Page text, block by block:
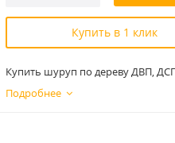
Купить в 1 клик
Купить шуруп по дереву ДВП,
Подробнее